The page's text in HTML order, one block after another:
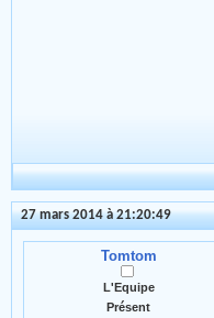
27 mars 2014 à 21:20:49
Tomtom
L'Equipe
Présent